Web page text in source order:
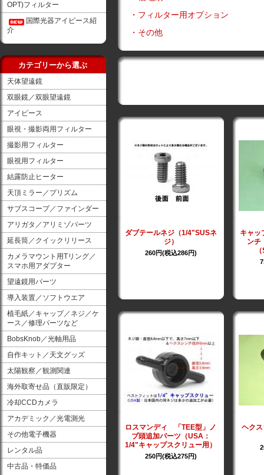
OPT)フィルター
国際光器アイピース紹
介
カテゴリーから選ぶ
天体望遠鏡
双眼鏡／双眼望遠鏡
アイピース
眼視・撮影両用フィルター
撮影用フィルター
眼視用フィルター
結露防止ヒーター
天頂ミラー／プリズム
サブスコープ／ファインダー
アリガタ／アリミゾパーツ
延長筒／クイックリリース
カメラマウント用Tリング／
スマホ用アダプター
望遠鏡用パーツ
導入装置／ソフトウエア
植毛紙／キャップ／ネジ／ケ
ース／修理パーツなど
BobsKnob／光軸用品
自作キット／天文グッズ
太陽観察／観測関連
海外取寄せ品（直販限定）
冷却CCDカメラ
アカデミック／光電測光
その他電子機器
レンタル品
中古品・特価品
・フィルター用オプション
・その他
ダブテールネジ（1/4"SUSネ
ジ）
260円(税込286円)
キャッ
ンチ
ロスマンディ 「TEE型」ノ
ブ頭追加パーツ（USA：
1/4"キャップスクリュー用）
250円(税込275円)
ヘク